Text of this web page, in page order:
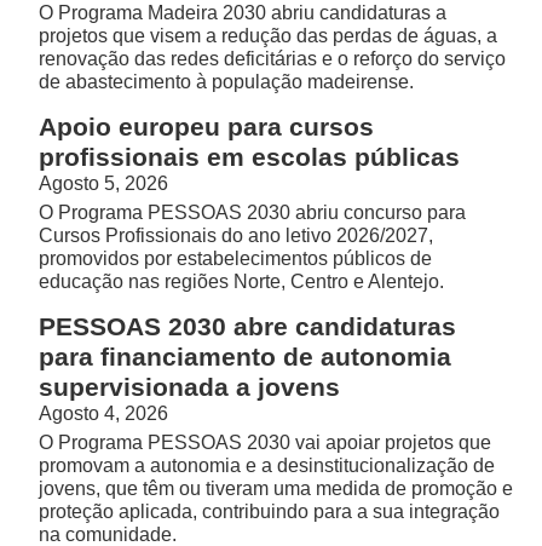
O Programa Madeira 2030 abriu candidaturas a
projetos que visem a redução das perdas de águas, a
renovação das redes deficitárias e o reforço do serviço
de abastecimento à população madeirense.
Apoio europeu para cursos
profissionais em escolas públicas
Agosto 5, 2026
O Programa PESSOAS 2030 abriu concurso para
Cursos Profissionais do ano letivo 2026/2027,
promovidos por estabelecimentos públicos de
educação nas regiões Norte, Centro e Alentejo.
PESSOAS 2030 abre candidaturas
para financiamento de autonomia
supervisionada a jovens
Agosto 4, 2026
O Programa PESSOAS 2030 vai apoiar projetos que
promovam a autonomia e a desinstitucionalização de
jovens, que têm ou tiveram uma medida de promoção e
proteção aplicada, contribuindo para a sua integração
na comunidade.